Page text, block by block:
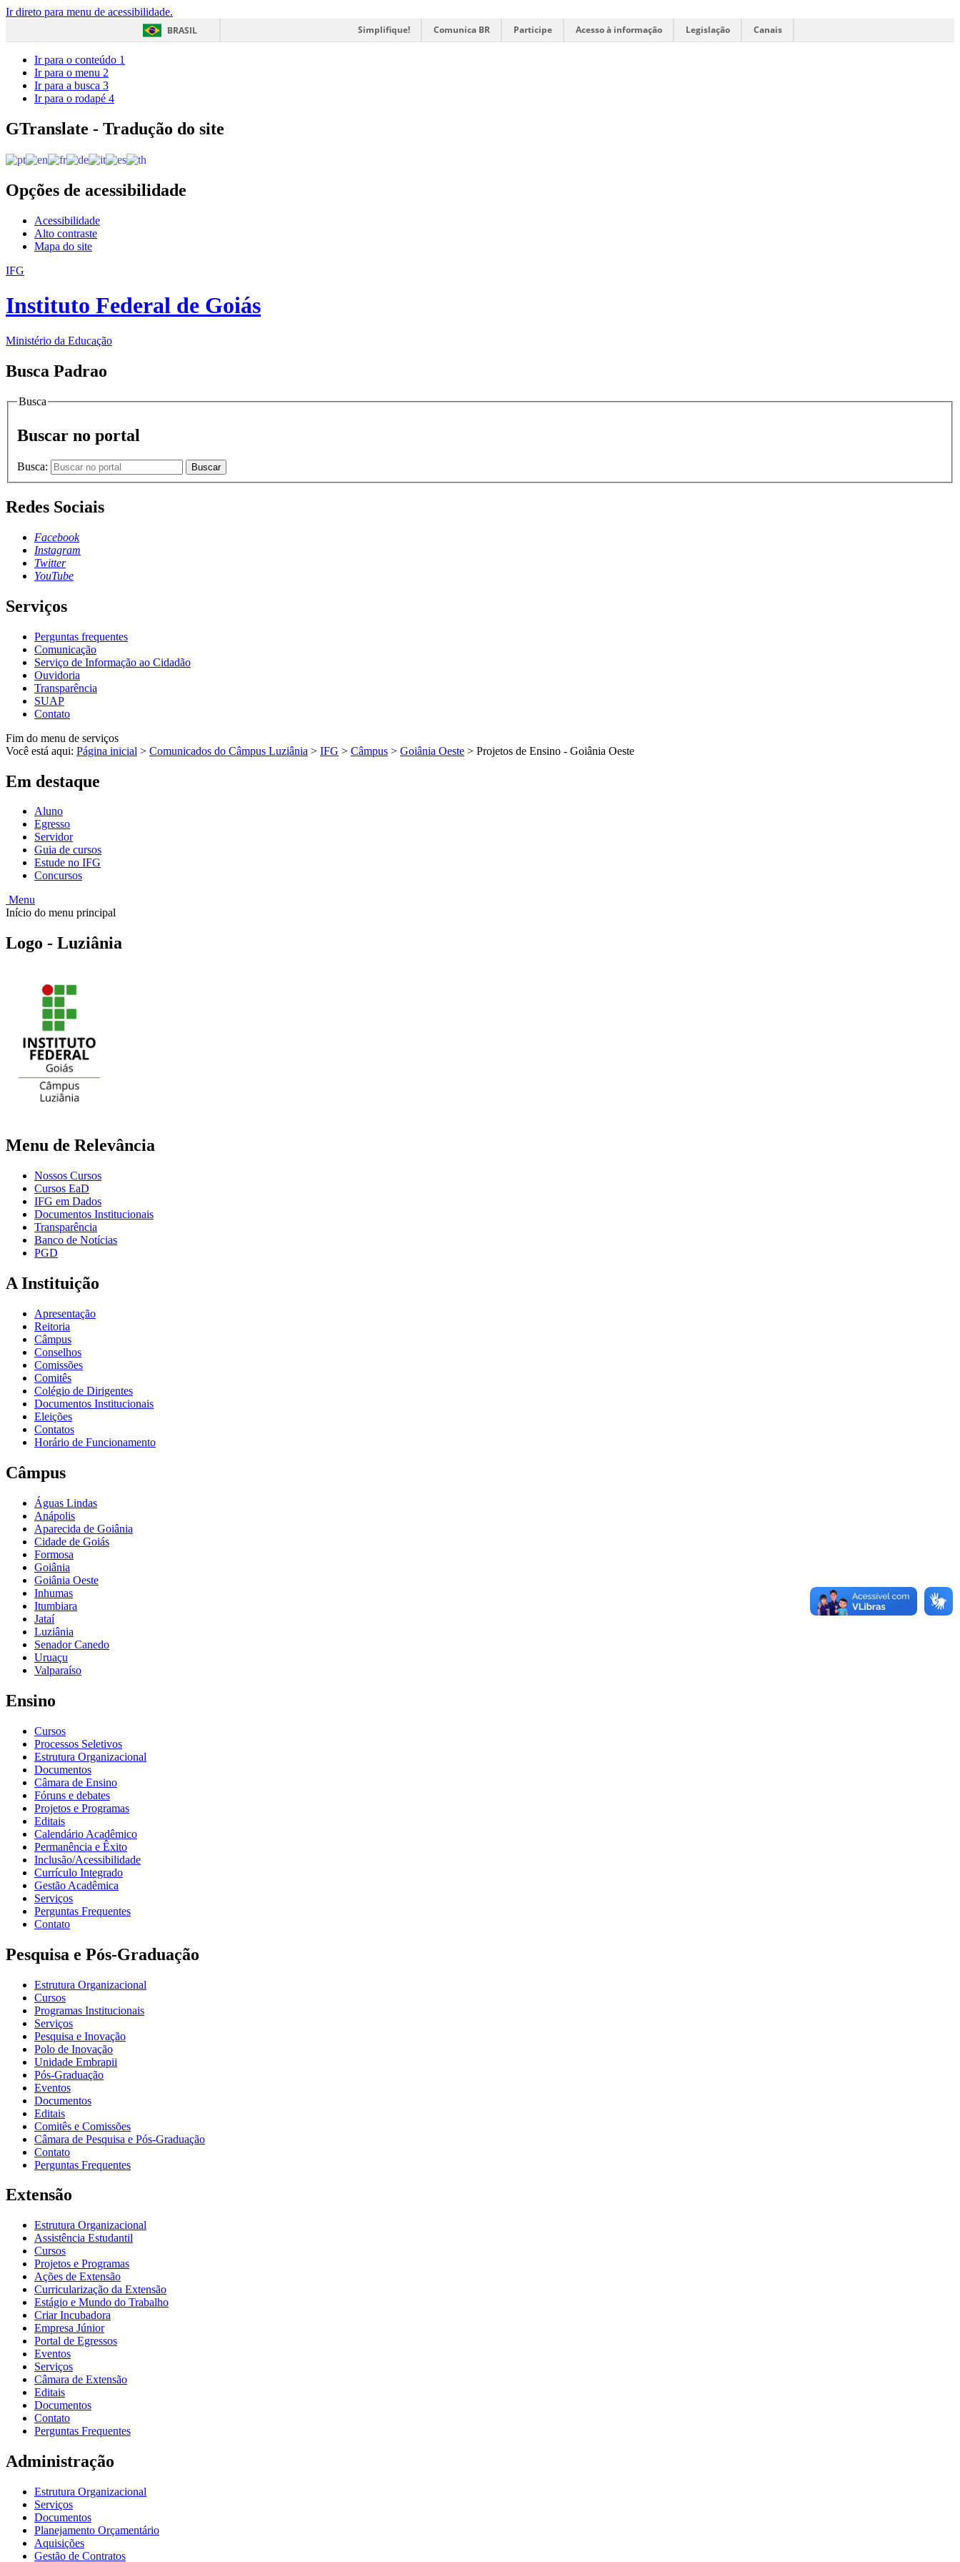
Ir direto para menu de acessibilidade.
BRASIL
Simplifique! Comunica BR Participe Acesso à informação Legislação Canais
Ir para o conteúdo 1
Ir para o menu 2
Ir para a busca 3
Ir para o rodapé 4
GTranslate - Tradução do site
Opções de acessibilidade
Acessibilidade
Alto contraste
Mapa do site
IFG
Instituto Federal de Goiás
Ministério da Educação
Busca Padrao
Busca
Buscar no portal
Busca: Buscar
Redes Sociais
Facebook
Instagram
Twitter
YouTube
Serviços
Perguntas frequentes
Comunicação
Serviço de Informação ao Cidadão
Ouvidoria
Transparência
SUAP
Contato
Fim do menu de serviços
Você está aqui: Página inicial > Comunicados do Câmpus Luziânia > IFG > Câmpus > Goiânia Oeste > Projetos de Ensino - Goiânia Oeste
Em destaque
Aluno
Egresso
Servidor
Guia de cursos
Estude no IFG
Concursos
Menu
Início do menu principal
Logo - Luziânia
Menu de Relevância
Nossos Cursos
Cursos EaD
IFG em Dados
Documentos Institucionais
Transparência
Banco de Notícias
PGD
A Instituição
Apresentação
Reitoria
Câmpus
Conselhos
Comissões
Comitês
Colégio de Dirigentes
Documentos Institucionais
Eleições
Contatos
Horário de Funcionamento
Câmpus
Águas Lindas
Anápolis
Aparecida de Goiânia
Cidade de Goiás
Formosa
Goiânia
Goiânia Oeste
Inhumas
Itumbiara
Jataí
Luziânia
Senador Canedo
Uruaçu
Valparaíso
Ensino
Cursos
Processos Seletivos
Estrutura Organizacional
Documentos
Câmara de Ensino
Fóruns e debates
Projetos e Programas
Editais
Calendário Acadêmico
Permanência e Êxito
Inclusão/Acessibilidade
Currículo Integrado
Gestão Acadêmica
Serviços
Perguntas Frequentes
Contato
Pesquisa e Pós-Graduação
Estrutura Organizacional
Cursos
Programas Institucionais
Serviços
Pesquisa e Inovação
Polo de Inovação
Unidade Embrapii
Pós-Graduação
Eventos
Documentos
Editais
Comitês e Comissões
Câmara de Pesquisa e Pós-Graduação
Contato
Perguntas Frequentes
Extensão
Estrutura Organizacional
Assistência Estudantil
Cursos
Projetos e Programas
Ações de Extensão
Curricularização da Extensão
Estágio e Mundo do Trabalho
Criar Incubadora
Empresa Júnior
Portal de Egressos
Eventos
Serviços
Câmara de Extensão
Editais
Documentos
Contato
Perguntas Frequentes
Administração
Estrutura Organizacional
Serviços
Documentos
Planejamento Orçamentário
Aquisições
Gestão de Contratos